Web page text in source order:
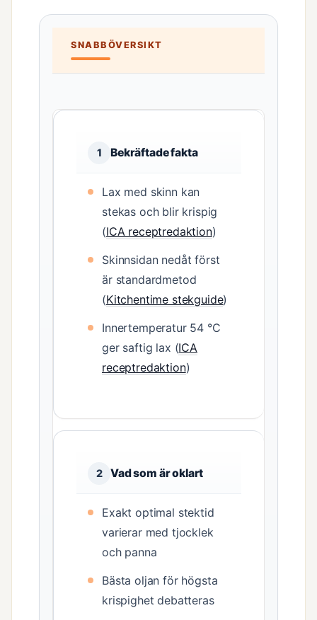
SNABBÖVERSIKT
1 Bekräftade fakta
Lax med skinn kan
stekas och blir krispig
(ICA receptredaktion)
Skinnsidan nedåt först
är standardmetod
(Kitchentime stekguide)
Innertemperatur 54 °C
ger saftig lax (ICA
receptredaktion)
2 Vad som är oklart
Exakt optimal stektid
varierar med tjocklek
och panna
Bästa oljan för högsta
krispighet debatteras